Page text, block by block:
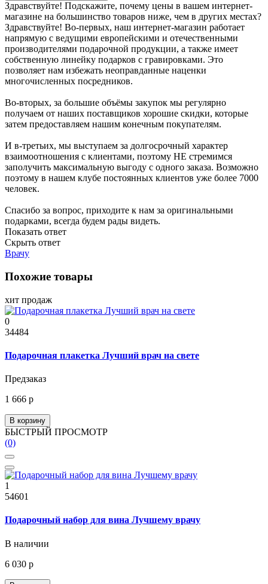
Здравствуйте! Подскажите, почему цены в вашем интернет-
магазине на большинство товаров ниже, чем в других местах?
Здравствуйте! Во-первых, наш интернет-магазин работает
напрямую с ведущими европейскими и отечественными
производителями подарочной продукции, а также имеет
собственную линейку подарков с гравировками. Это
позволяет нам избежать неоправданные наценки
многочисленных посредников.
Во-вторых, за большие объёмы закупок мы регулярно
получаем от наших поставщиков хорошие скидки, которые
затем предоставляем нашим конечным покупателям.
И в-третьих, мы выступаем за долгосрочный характер
взаимоотношения с клиентами, поэтому НЕ стремимся
заполучить максимальную выгоду с одного заказа. Возможно
поэтому в нашем клубе постоянных клиентов уже более 7000
человек.
Спасибо за вопрос, приходите к нам за оригинальными
подарками, всегда будем рады видеть.
Показать ответ
Скрыть ответ
Врачу
Похожие товары
хит продаж
0
34484
Подарочная плакетка Лучший врач на свете
Предзаказ
1 666 р
В корзину
БЫСТРЫЙ ПРОСМОТР
(0)
1
54601
Подарочный набор для вина Лучшему врачу
В наличии
6 030 р